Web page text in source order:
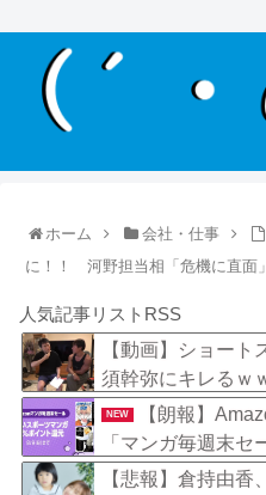
ホーム 会社・仕事
に！！ 河野担当相「危機に直面」
人気記事リストRSS
【動画】ショー
須幹弥にキレるｗ
NEW
【朗報】
「マンガ毎週末セ
ｗｗｗｗｗｗｗｗｗ
【悲報】倉持由香